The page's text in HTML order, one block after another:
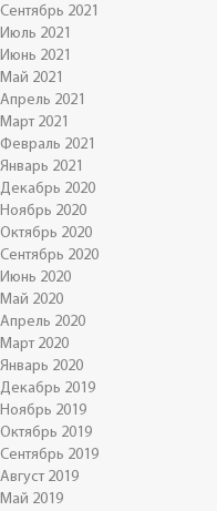
Сентябрь 2021
Июль 2021
Июнь 2021
Май 2021
Апрель 2021
Март 2021
Февраль 2021
Январь 2021
Декабрь 2020
Ноябрь 2020
Октябрь 2020
Сентябрь 2020
Июнь 2020
Май 2020
Апрель 2020
Март 2020
Январь 2020
Декабрь 2019
Ноябрь 2019
Октябрь 2019
Сентябрь 2019
Август 2019
Май 2019